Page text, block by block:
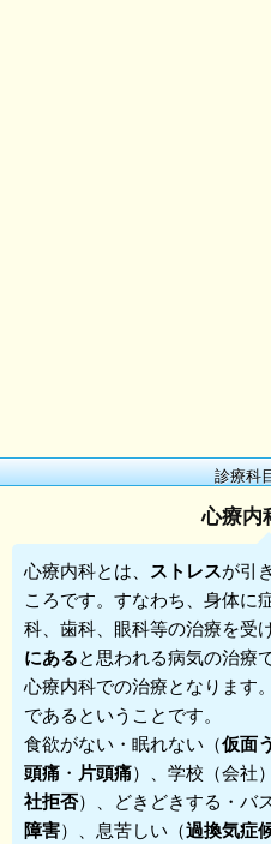
診療科
心療内
心療内科とは、 ストレスが引
ころです。すなわち、身体に
科、歯科、眼科等の治療を受
にあると思われる病気の治療で
心療内科での治療となります
であるということです。
食欲がない・眠れない（仮面
頭痛 ・ 片頭痛）、学校（会社
社拒否）、どきどきする・バ
障害）、息苦しい（過換気症